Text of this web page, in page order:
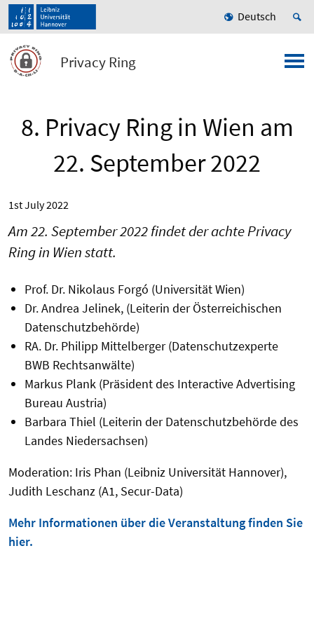
Deutsch
Privacy Ring
8. Privacy Ring in Wien am
22. September 2022
1st July 2022
Am 22. September 2022 findet der achte Privacy
Ring in Wien statt.
Prof. Dr. Nikolaus Forgó (Universität Wien)
Dr. Andrea Jelinek, (Leiterin der Österreichischen
Datenschutzbehörde)
RA. Dr. Philipp Mittelberger (Datenschutzexperte
BWB Rechtsanwälte)
Markus Plank (Präsident des Interactive Advertising
Bureau Austria)
Barbara Thiel (Leiterin der Datenschutzbehörde des
Landes Niedersachsen)
Moderation: Iris Phan (Leibniz Universität Hannover),
Judith Leschanz (A1, Secur-Data)
Mehr Informationen über die Veranstaltung finden Sie
hier.